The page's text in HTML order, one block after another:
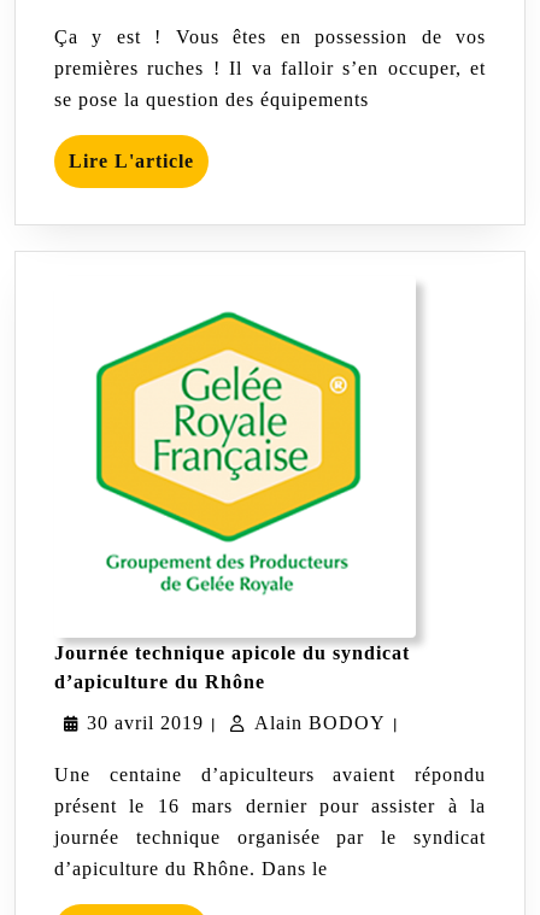
Ça y est ! Vous êtes en possession de vos
premières ruches ! Il va falloir s’en occuper, et
se pose la question des équipements
Lire L'article Lire
L'article
Journée technique apicole du syndicat
d’apiculture du Rhône
apicole
syndicat
du
Rhône
30 avril 2019 30
| Alain BODOY Alain
|
Une centaine d’apiculteurs avaient répondu
présent le 16 mars dernier pour assister à la
journée technique organisée par le syndicat
d’apiculture du Rhône. Dans le